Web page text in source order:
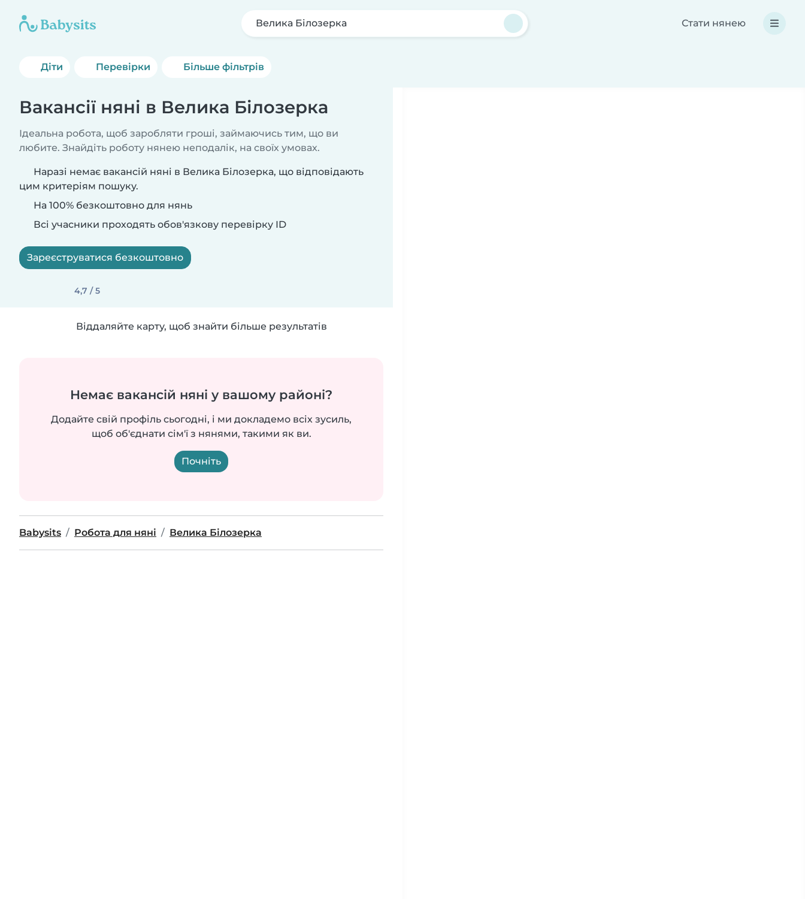
Велика Білозерка Стати нянею
Діти Перевірки Більше фільтрів
Вакансії няні в Велика Білозерка
Ідеальна робота, щоб заробляти гроші, займаючись тим, що ви
любите. Знайдіть роботу нянею неподалік, на своїх умовах.
Наразі немає вакансій няні в Велика Білозерка, що відповідають
цим критеріям пошуку.
На 100% безкоштовно для нянь
Всі учасники проходять обов'язкову перевірку ID
Зареєструватися безкоштовно
4,7 / 5
Віддаляйте карту, щоб знайти більше результатів
Немає вакансій няні у вашому районі?
Додайте свій профіль сьогодні, і ми докладемо всіх зусиль,
щоб об'єднати сім'ї з нянями, такими як ви.
Почніть
Babysits Робота для няні Велика Білозерка